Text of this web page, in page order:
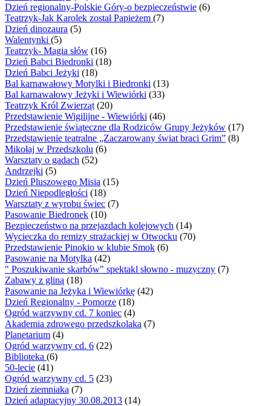
Dzień regionalny-Polskie Góry-o bezpieczeństwie (6)
Teatrzyk-Jak Karolek został Papieżem (7)
Dzień dinozaura (5)
Walentynki (5)
Teatrzyk- Magia słów (16)
Dzień Babci Biedronki (18)
Dzień Babci Jeżyki (18)
Bal karnawałowy Motylki i Biedronki (13)
Bal karnawałowy Jeżyki i Wiewiórki (33)
Teatrzyk Król Zwierząt (20)
Przedstawienie Wigilijne - Wiewiórki (46)
Przedstawienie świąteczne dla Rodziców Grupy Jeżyków (17)
Przedstawienie teatralne „Zaczarowany świat braci Grim” (8)
Mikołaj w Przedszkolu (6)
Warsztaty o gadach (52)
Andrzejki (5)
Dzień Pluszowego Misia (15)
Dzień Niepodległości (18)
Warsztaty z wyrobu świec (7)
Pasowanie Biedronek (10)
Bezpieczeństwo na przejazdach kolejowych (14)
Wycieczka do remizy strażackiej w Otwocku (70)
Przedstawienie Pinokio w klubie Smok (6)
Pasowanie na Motylka (42)
" Poszukiwanie skarbów" spektakl słowno - muzyczny (7)
Zabawy z gliną (18)
Pasowanie na Jeżyka i Wiewiórkę (42)
Dzień Regionalny - Pomorze (18)
Ogród warzywny cd. 7 koniec (4)
Akademia zdrowego przedszkolaka (7)
Planetarium (4)
Ogród warzywny cd. 6 (22)
Biblioteka (6)
50-lecie (41)
Ogród warzywny cd. 5 (23)
Dzień ziemniaka (7)
Dzień adaptacyjny 30.08.2013 (14)